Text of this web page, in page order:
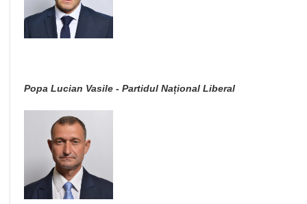
Popa Lucian Vasile - Partidul Național Liberal